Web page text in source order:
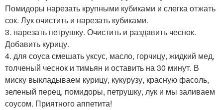
Помидоры нарезать крупными кубиками и слегка отжать
сок. Лук очистить и нарезать кубиками.
3. нарезать петрушку. Очистить и раздавить чеснок.
Добавить курицу.
4. для соуса смешать уксус, масло, горчицу, жидкий мед,
толченый чеснок и тимьян и оставить на 30 минут. В
миску выкладываем курицу, кукурузу, красную фасоль,
зеленый перец, помидоры, петрушку, лук и мы заливаем
соусом. Приятного аппетита!